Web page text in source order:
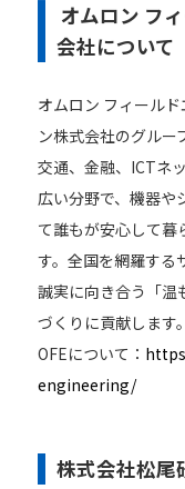
オムロン フ
会社について
オムロン フィール
ン株式会社のグルー
交通、金融、ICTネ
広い分野で、機器や
て誰もが安心して暮
す。全国を網羅する
誠実に向き合う「温
づくりに貢献します。
OFEについて：
engineering/
株式会社松尾